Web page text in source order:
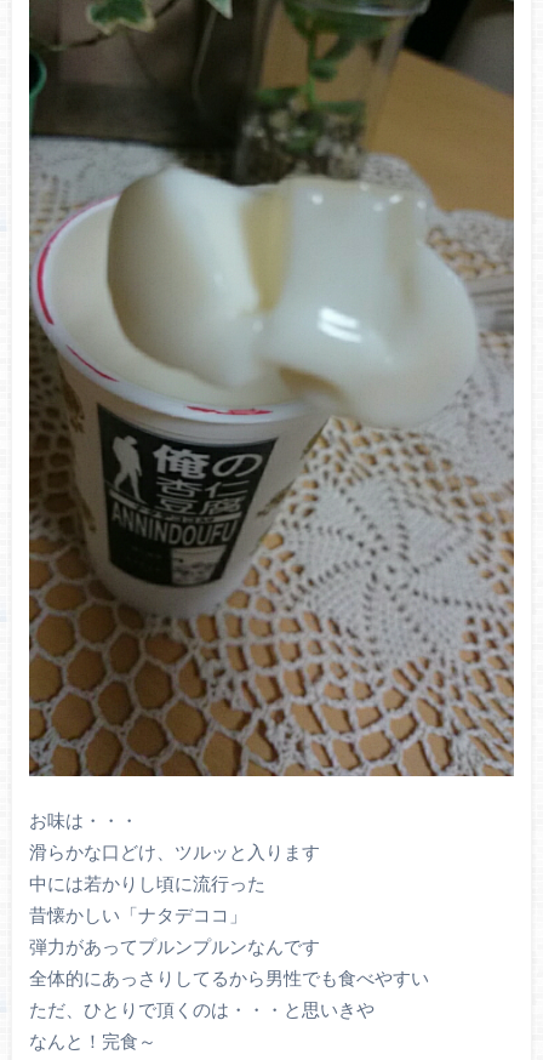
お味は・・・
滑らかな口どけ、ツルッと入ります
中には若かりし頃に流行った
昔懐かしい「ナタデココ」
弾力があってプルンプルンなんです
全体的にあっさりしてるから男性でも食べやすい
ただ、ひとりで頂くのは・・・と思いきや
なんと！完食～